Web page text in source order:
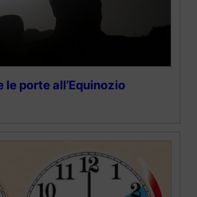
porte all’Equinozio